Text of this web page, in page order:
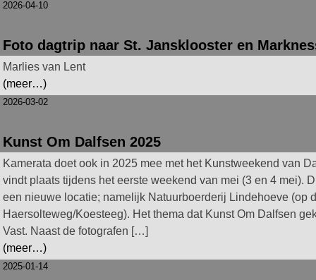
2026-04-10
Foto dagtrip naar St. Jansklooster en
Marlies van Lent
(meer…)
2026-03-02
Kunst Om Dalfsen 2025
Kamerata doet ook in 2025 mee met het Kunstweekend van
vindt plaats tijdens het eerste weekend van mei (3 en 4 mei).
een nieuwe locatie; namelijk Natuurboerderij Lindehoeve (op
Haersolteweg/Koesteeg). Het thema dat Kunst Om Dalfsen
Vast. Naast de fotografen […]
(meer…)
2025-01-14